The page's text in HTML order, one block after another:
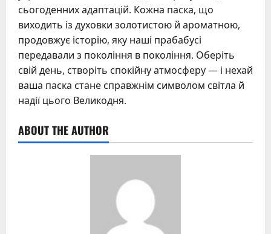
сьогоденних адаптацій. Кожна паска, що
виходить із духовки золотистою й ароматною,
продовжує історію, яку наші прабабусі
передавали з покоління в покоління. Оберіть
свій день, створіть спокійну атмосферу — і нехай
ваша паска стане справжнім символом світла й
надії цього Великодня.
ABOUT THE AUTHOR